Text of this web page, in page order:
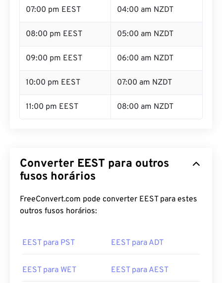
07:00 pm EEST 04:00 am NZDT
08:00 pm EEST 05:00 am NZDT
09:00 pm EEST 06:00 am NZDT
10:00 pm EEST 07:00 am NZDT
11:00 pm EEST 08:00 am NZDT
Converter EEST para outros
fusos horários
FreeConvert.com pode converter EEST para estes
outros fusos horários:
EEST para PST EEST para ADT
EEST para WET EEST para AEST